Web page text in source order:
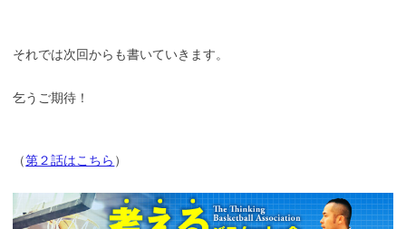
それでは次回からも書いていきます。
乞うご期待！
（第２話はこちら ）